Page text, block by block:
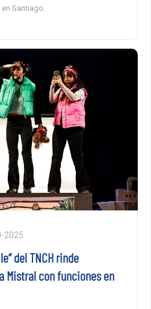
Santiago.
2025
del TNCH rinde
Mistral con funciones en